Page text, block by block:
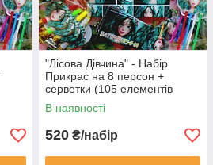
"Лісова Дівчина" - Набір
Прикрас на 8 персон +
серветки (105 елементів
декора)
В наявності
520 ₴/набір